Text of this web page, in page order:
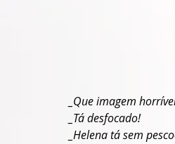
_Que imagem
_Tá desfocado!
_Helena tá sem